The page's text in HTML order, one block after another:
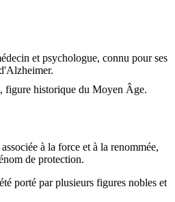
et psychologue, connu pour ses
figure historique du Moyen Âge.
à la force et à la renommée,
de protection.
porté par plusieurs figures nobles et